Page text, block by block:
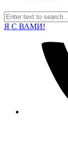
Search
Я С ВАМИ!